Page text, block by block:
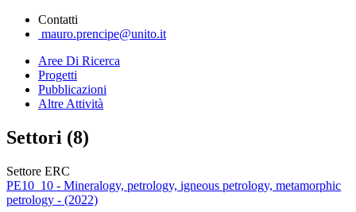
Contatti
mauro.prencipe@unito.it
Aree Di Ricerca
Progetti
Pubblicazioni
Altre Attività
Settori (8)
Settore ERC
PE10_10 - Mineralogy, petrology, igneous petrology, metamorphic
petrology - (2022)